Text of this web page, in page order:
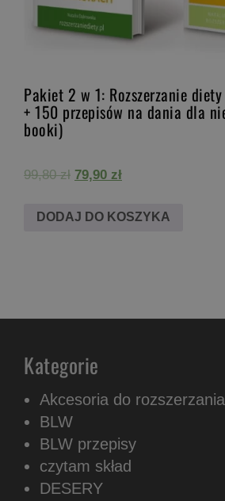
Pakiet 2 w 1: Rozszerzanie
+ 150 przepisów na dania dla
booki)
99,80zł Pierwotna
wynosiła:
79,90 złAktualna
wynosi:
DODAJ DO KOSZYKA
Kategorie
Akcesoria do
BLW
BLW przepisy
czytam skład
DESERY